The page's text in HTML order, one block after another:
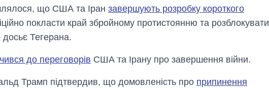
що США та Іран завершують розробку короткого
покласти край збройному протистоянню та розблокувати
Тегерана.
до переговорів США та Ірану про завершення війни.
Трамп підтвердив, що домовленість про припинення